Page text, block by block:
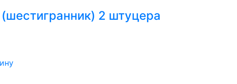
2 штуцера